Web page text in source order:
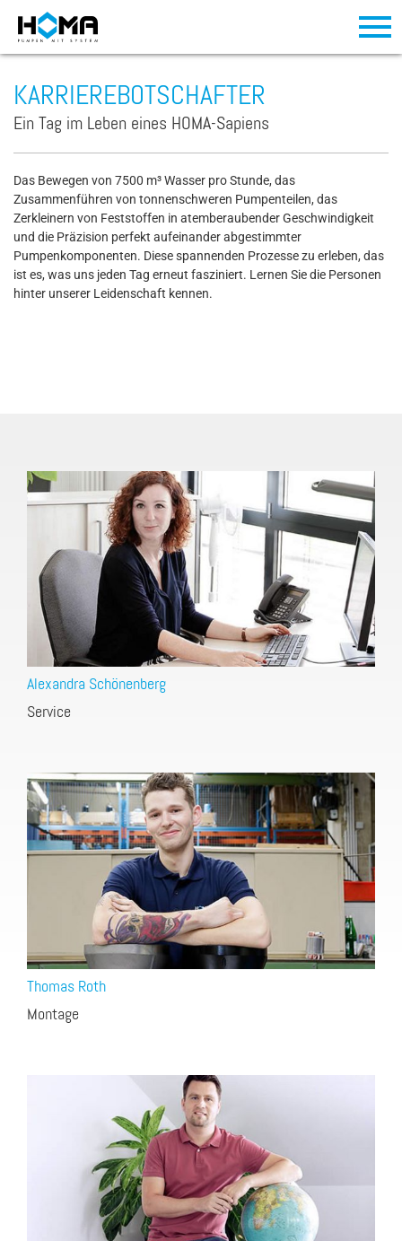
KARRIEREBOTSCHAFTER
Ein Tag im Leben eines HOMA-Sapiens
Das Bewegen von 7500 m³ Wasser pro Stunde, das
Zusammenführen von tonnenschweren Pumpenteilen, das
Zerkleinern von Feststoffen in atemberaubender Geschwindigkeit
und die Präzision perfekt aufeinander abgestimmter
Pumpenkomponenten. Diese spannenden Prozesse zu erleben, das
ist es, was uns jeden Tag erneut fasziniert. Lernen Sie die Personen
hinter unserer Leidenschaft kennen.
Alexandra Schönenberg
Service
Thomas Roth
Montage